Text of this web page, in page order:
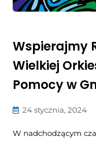
Wspierajmy
Wielkiej
Pomocy w
24 stycznia, 2024
W nadchodzącym